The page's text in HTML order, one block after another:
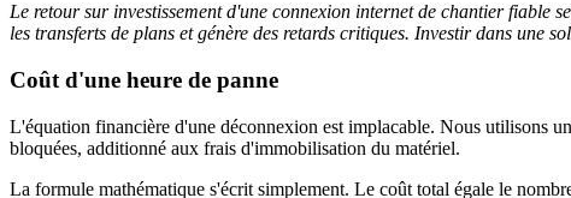
Le retour sur investissement d'une connexion internet de chantier fiable
les transferts de plans et génère des retards critiques. Investir dans une
Coût d'une heure de panne
L'équation financière d'une déconnexion est implacable. Nous utilisons
bloquées, additionné aux frais d'immobilisation du matériel.
La formule mathématique s'écrit simplement. Le coût total égale le